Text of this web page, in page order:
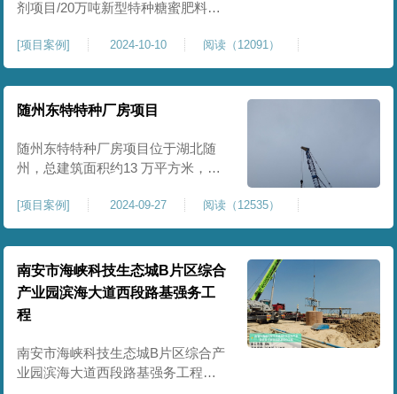
剂项目/20万吨新型特种糖蜜肥料项
期施工，一期为10万吨新型材料农
药制剂项目施工，二期为20万吨新
型特种糖蜜肥料项目，两期项目都
采用基础承台加强夯和普通强夯施
使用要求，单独对基础承台位置地
基进行置换加强夯，其他区域采用
[项目案例] 2024-10-10 阅读（12091）
随州东特特种厂房项目
随州东特特种厂房项目位于湖北随
州，总建筑面积约13 万平方米，为
载力与均匀性要求严苛。项目于
2024 年 9 月正式开工，地基处理采
用高能级强夯施工工艺，通过大吨
位重锤动力固结，全面提升场地密
实度与承载性能，满足重载车间、
设备基础与行车轨道的长期稳定运
行要求。项目严格遵循强夯地基处
[项目案例] 2024-09-27 阅读（12535）
南安市海峡科技生态城B片区综合
产业园滨海大道西段路基强务工
程
南安市海峡科技生态城B片区综合产
业园滨海大道西段路基强务工程位